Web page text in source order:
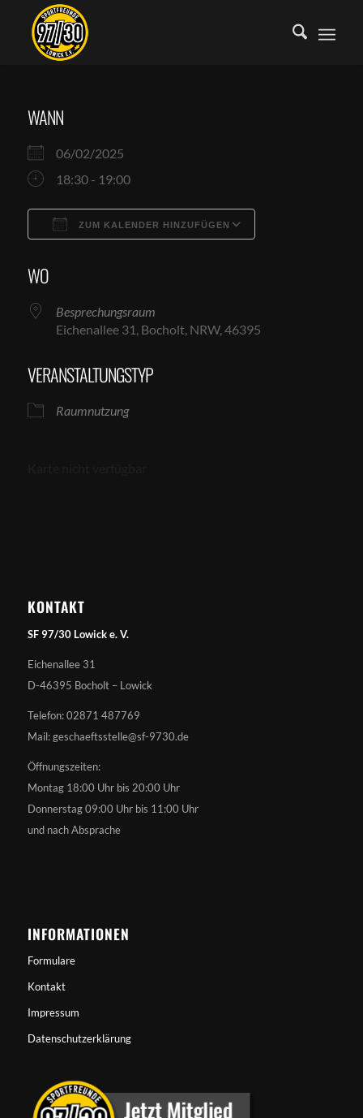
WANN
06/02/2025
18:30 - 19:00
ZUM KALENDER HINZUFÜGEN
WO
Besprechungsraum
Eichenallee 31, Bocholt, NRW, 46395
VERANSTALTUNGSTYP
Raumnutzung
KONTAKT
SF 97/30 Lowick e. V.
Eichenallee 31
D-46395 Bocholt – Lowick
Telefon: 02871 487769
Mail: geschaeftsstelle@sf-9730.de
Öffnungszeiten:
Montag 18:00 Uhr bis 20:00 Uhr
Donnerstag 09:00 Uhr bis 11:00 Uhr
und nach Absprache
INFORMATIONEN
Formulare
Kontakt
Impressum
Datenschutzerklärung